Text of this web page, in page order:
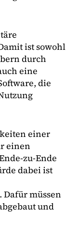
ist sowohl
durch
eine
die
einer
einen
zu-Ende
dabei ist
Dafür müssen
und